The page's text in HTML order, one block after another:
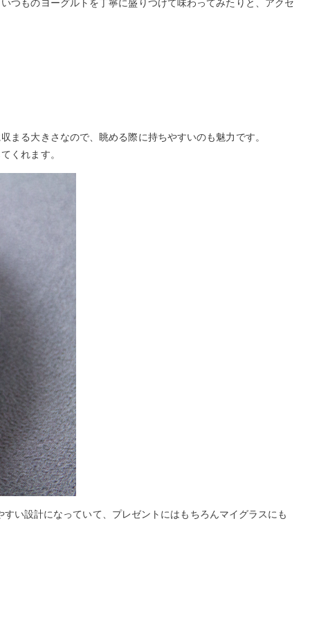
つものヨーグルトを丁寧に盛りつけて味わってみたりと、アクセ
まる大きさなので、眺める際に持ちやすいのも魅力です。
くれます。
い設計になっていて、プレゼントにはもちろんマイグラスにも